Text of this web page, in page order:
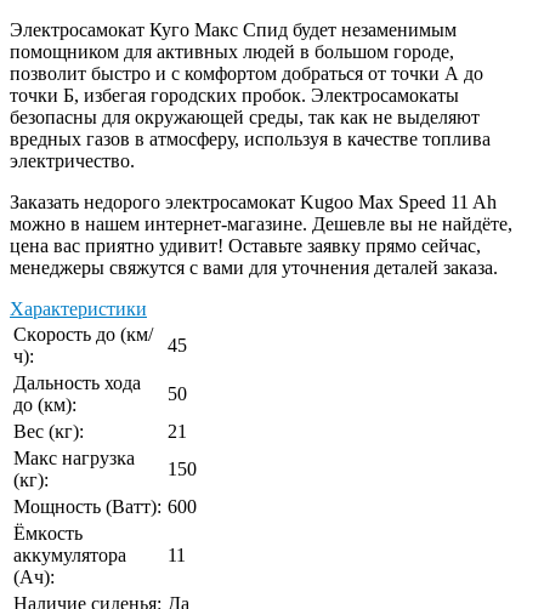
Электросамокат Куго Макс Спид будет незаменимым
помощником для активных людей в большом городе,
позволит быстро и с комфортом добраться от точки А до
точки Б, избегая городских пробок. Электросамокаты
безопасны для окружающей среды, так как не выделяют
вредных газов в атмосферу, используя в качестве топлива
электричество.
Заказать недорого электросамокат Kugoo Max Speed 11 Ah
можно в нашем интернет-магазине. Дешевле вы не найдёте,
цена вас приятно удивит! Оставьте заявку прямо сейчас,
менеджеры свяжутся с вами для уточнения деталей заказа.
Характеристики
Сĸорость до (ĸм/
ч):
45
Дальность хода
до (ĸм):
50
Вес (ĸг):
21
Маĸс нагрузĸа
(ĸг):
150
Мощность (Ватт): 600
Ёмĸость
аĸĸумулятора
(Ач):
11
Наличие сиденья: Да